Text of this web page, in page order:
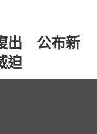
出 公布新
迫